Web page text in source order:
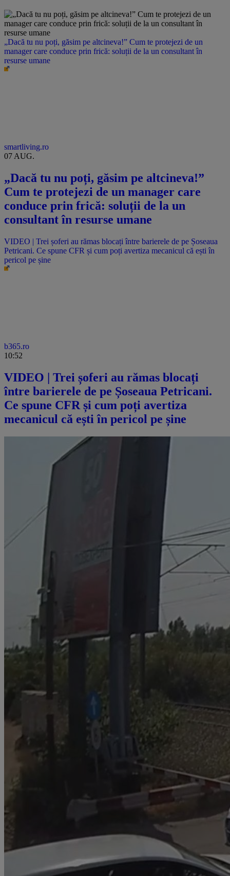
„Dacă tu nu poți, găsim pe altcineva!” Cum te protejezi de un
manager care conduce prin frică: soluții de la un consultant în
resurse umane
smartliving.ro
07 AUG.
„Dacă tu nu poți, găsim pe altcineva!”
Cum te protejezi de un manager care
conduce prin frică: soluții de la un
consultant în resurse umane
VIDEO | Trei șoferi au rămas blocați între barierele de pe Șoseaua
Petricani. Ce spune CFR și cum poți avertiza mecanicul că ești în
pericol pe șine
b365.ro
10:52
VIDEO | Trei șoferi au rămas blocați
între barierele de pe Șoseaua Petricani.
Ce spune CFR și cum poți avertiza
mecanicul că ești în pericol pe șine